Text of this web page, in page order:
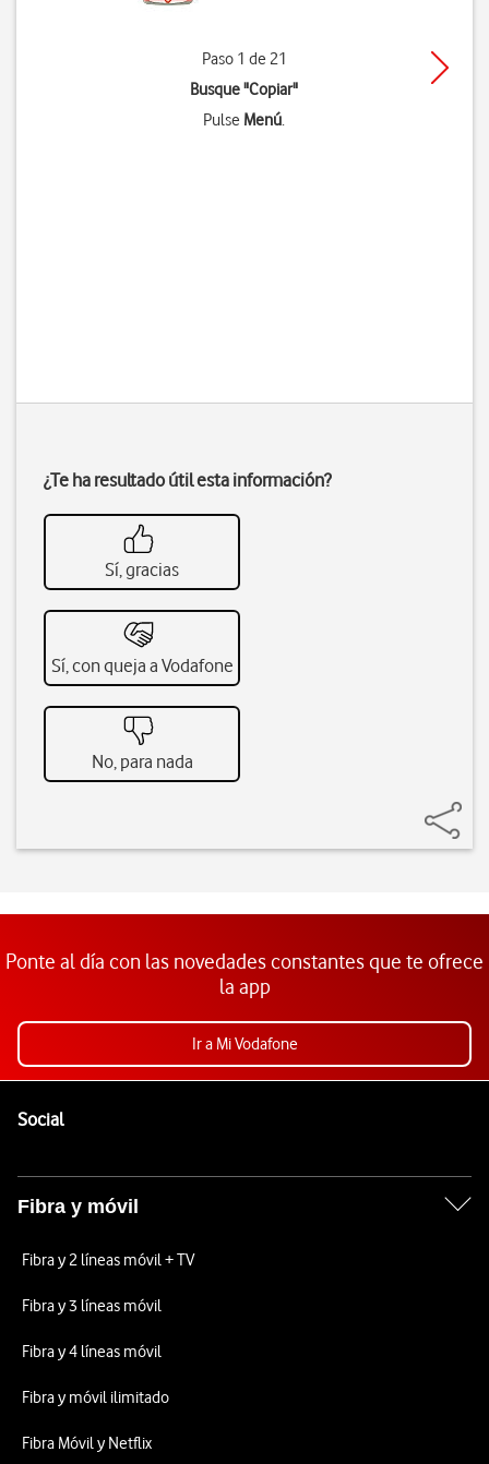
Paso 1 de 21
Busque "Copiar"
Pulse Menú.
¿Te ha resultado útil esta información?
Sí, gracias
Sí, con queja a Vodafone
No, para nada
Ponte al día con las novedades constantes que te ofrece
la app
Ir a Mi Vodafone
SocialEnlaces a las redes sociales de Vodafone
Fibra y móvil
Fibra y 2 líneas móvil + TV
Fibra y 3 líneas móvil
Fibra y 4 líneas móvil
Fibra y móvil ilimitado
Fibra Móvil y Netflix